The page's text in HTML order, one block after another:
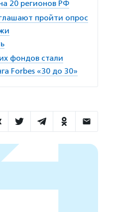
20 регионов РФ
пройти опрос
фондов стали
Forbes «З0 до 30»